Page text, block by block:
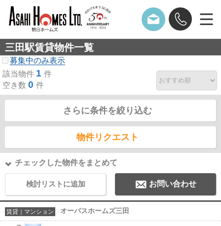
三田駅賃貸物件一覧
募集中のみ表示
該当物件 1 件
空き数 0 件
さらに条件を絞り込む
物件リクエスト
チェックした物件をまとめて
検討リストに追加 お問い合わせ
賃貸｜マンション オーパスホームズ三田